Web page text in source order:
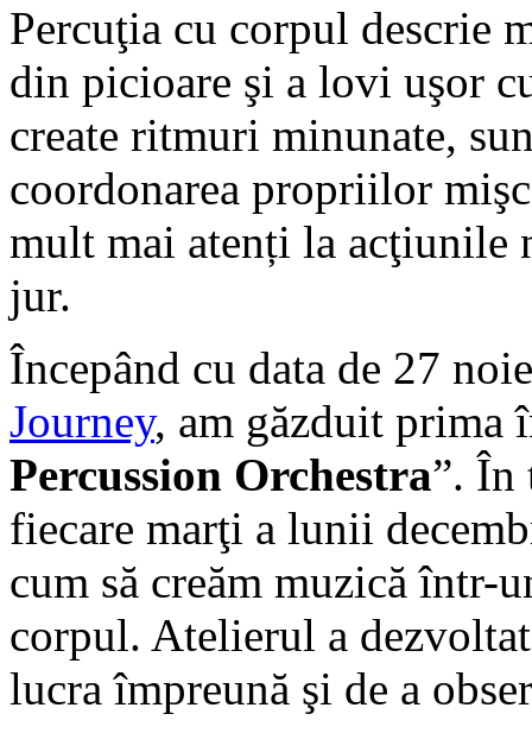
Percuţia cu corpul descrie
din picioare şi a lovi uşor
create ritmuri minunate,
coordonarea propriilor
mult mai atenți la acţiunile
jur.
Începând cu data de 27
Journey, am găzduit prima
Percussion Orchestra”. În
fiecare marţi a lunii
cum să creăm muzică într-
corpul. Atelierul a
lucra împreună şi de a